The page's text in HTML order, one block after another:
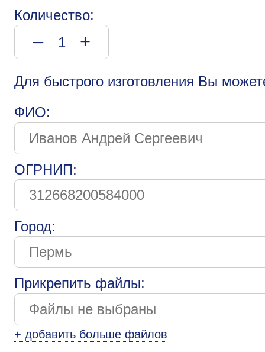
Количество:
– +
Для быстрого изготовления Вы
ФИО:
ОГРНИП:
Город:
Прикрепить файлы:
+ добавить больше файлов